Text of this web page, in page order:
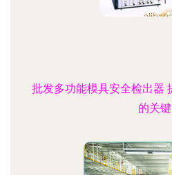
批发多功能模具安全检出器
的关键